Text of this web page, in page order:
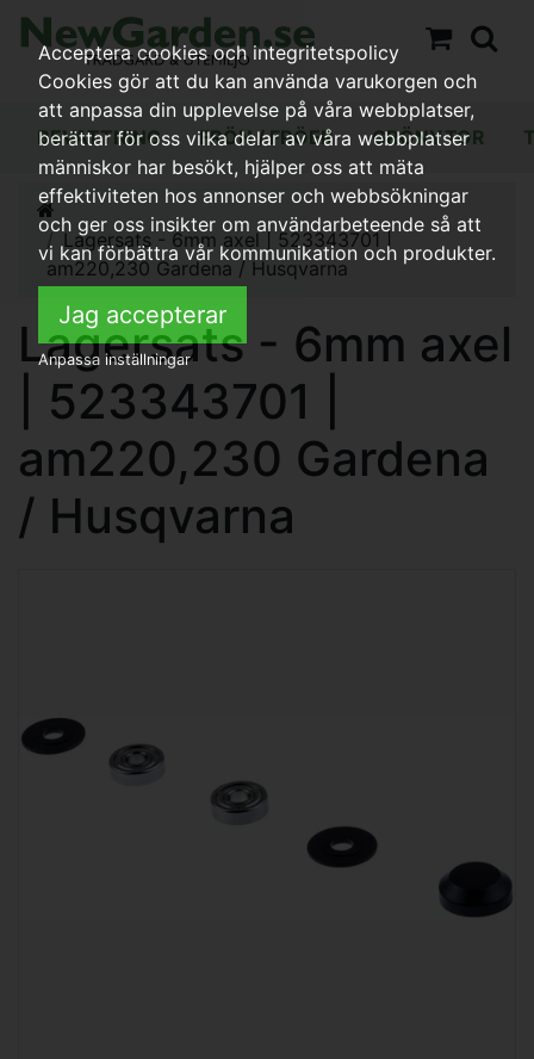
BEVATTNING FRÖN / FRÖER GRÖNYTOR
Lagersats - 6mm axel | 523343701 |
am220,230 Gardena / Husqvarna
Lagersats - 6mm axel
| 523343701 |
am220,230 Gardena
/ Husqvarna
Acceptera cookies och integritetspolicy
Cookies gör att du kan använda varukorgen och
att anpassa din upplevelse på våra webbplatser,
berättar för oss vilka delar av våra webbplatser
människor har besökt, hjälper oss att mäta
effektiviteten hos annonser och webbsökningar
och ger oss insikter om användarbeteende så att
vi kan förbättra vår kommunikation och produkter.
Jag accepterar
Anpassa inställningar